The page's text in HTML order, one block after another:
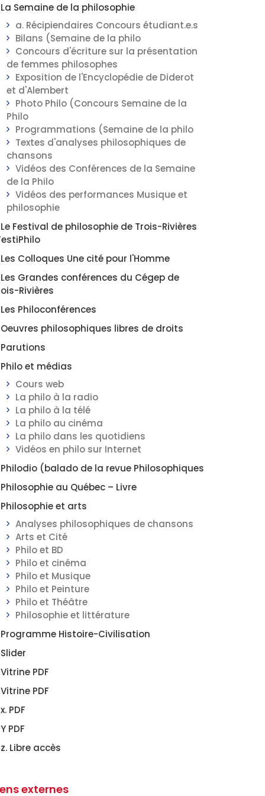
La Semaine de la philosophie
a. Récipiendaires Concours étudiant.e.s
Bilans (Semaine de la philo
Concours d'écriture sur la présentation
de femmes philosophes
Exposition de l'Encyclopédie de Diderot
et d'Alembert
Photo Philo (Concours Semaine de la
Philo
Programmations (Semaine de la philo
Textes d'analyses philosophiques de
chansons
Vidéos des Conférences de la Semaine
de la Philo
Vidéos des performances Musique et
philosophie
Le Festival de philosophie de Trois-Rivières
Les Colloques Une cité pour l'Homme
Les Grandes conférences du Cégep de
Rivières
Les Philoconférences
Oeuvres philosophiques libres de droits
Parutions
Philo et médias
Cours web
La philo à la radio
La philo à la télé
La philo au cinéma
La philo dans les quotidiens
Vidéos en philo sur Internet
Philodio (balado de la revue Philosophiques
Philosophie au Québec – Livre
Philosophie et arts
Analyses philosophiques de chansons
Arts et Cité
Philo et BD
Philo et cinéma
Philo et Musique
Philo et Peinture
Philo et Théâtre
Philosophie et littérature
Programme Histoire-Civilisation
Slider
Vitrine PDF
Vitrine PDF
x. PDF
Y PDF
z. Libre accès
externes